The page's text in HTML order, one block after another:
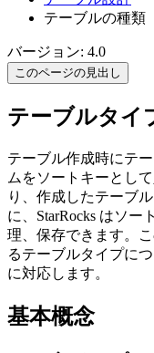
テーブルの種類
バージョン: 4.0
このページの見出し
テーブルタイ
テーブル作成時にテ
ムをソートキーとし
り、作成したテーブ
に、StarRocks はソ
理、保存できます。
るテーブルタイプに
に対応します。
基本概念